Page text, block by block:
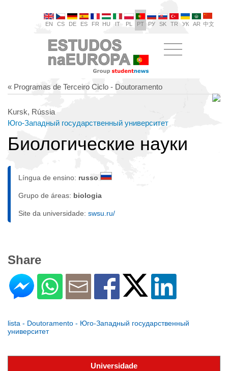
EN CS DE ES FR HU IT PL PT РУ SK TR УК AR 中文
« Programas de Terceiro Ciclo - Doutoramento
Kursk, Rússia
Юго-Западный государственный университет
Биологические науки
Língua de ensino: russo
Grupo de áreas: biologia
Site da universidade: swsu.ru/
Share
lista - Doutoramento - Юго-Западный государственный
университет
Universidade